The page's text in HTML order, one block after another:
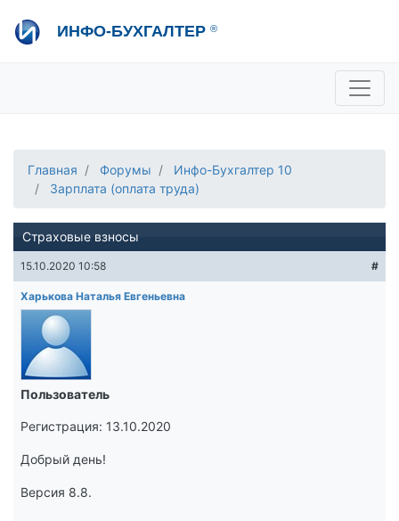
ИНФО-БУХГАЛТЕР ®
Отдел продаж
Консультации
Главная Форумы
Инфо-Бухгалтер 10
Зарплата (оплата труда)
Страховые взносы
15.10.2020 10:58 #
Харькова Наталья Евгеньевна
Пользователь
Регистрация: 13.10.2020
Добрый день!
Версия 8.8.